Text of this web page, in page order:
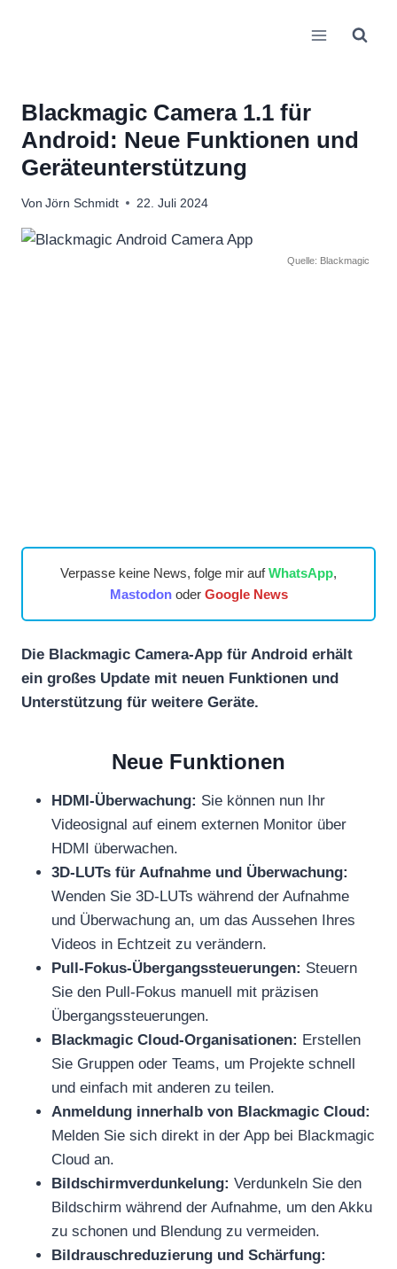
Blackmagic Camera 1.1 für
Android: Neue Funktionen und
Geräteunterstützung
Von Jörn Schmidt 22. Juli 2024
Quelle: Blackmagic
Verpasse keine News, folge mir aufWhatsApp,
Mastodonoder Google News
Die Blackmagic Camera-App für Android erhält
ein großes Update mit neuen Funktionen und
Unterstützung für weitere Geräte.
Neue Funktionen
HDMI-Überwachung: Sie können nun Ihr
Videosignal auf einem externen Monitor über
HDMI überwachen.
3D-LUTs für Aufnahme und Überwachung:
Wenden Sie 3D-LUTs während der Aufnahme
und Überwachung an, um das Aussehen Ihres
Videos in Echtzeit zu verändern.
Pull-Fokus-Übergangssteuerungen: Steuern
Sie den Pull-Fokus manuell mit präzisen
Übergangssteuerungen.
Blackmagic Cloud-Organisationen: Erstellen
Sie Gruppen oder Teams, um Projekte schnell
und einfach mit anderen zu teilen.
Anmeldung innerhalb von Blackmagic Cloud:
Melden Sie sich direkt in der App bei Blackmagic
Cloud an.
Bildschirmverdunkelung: Verdunkeln Sie den
Bildschirm während der Aufnahme, um den Akku
zu schonen und Blendung zu vermeiden.
Bildrauschreduzierung und Schärfung: